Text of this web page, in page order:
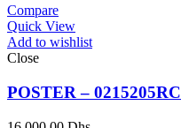
Compare
Quick View
Add to wishlist
Close
POSTER – 0215205RC